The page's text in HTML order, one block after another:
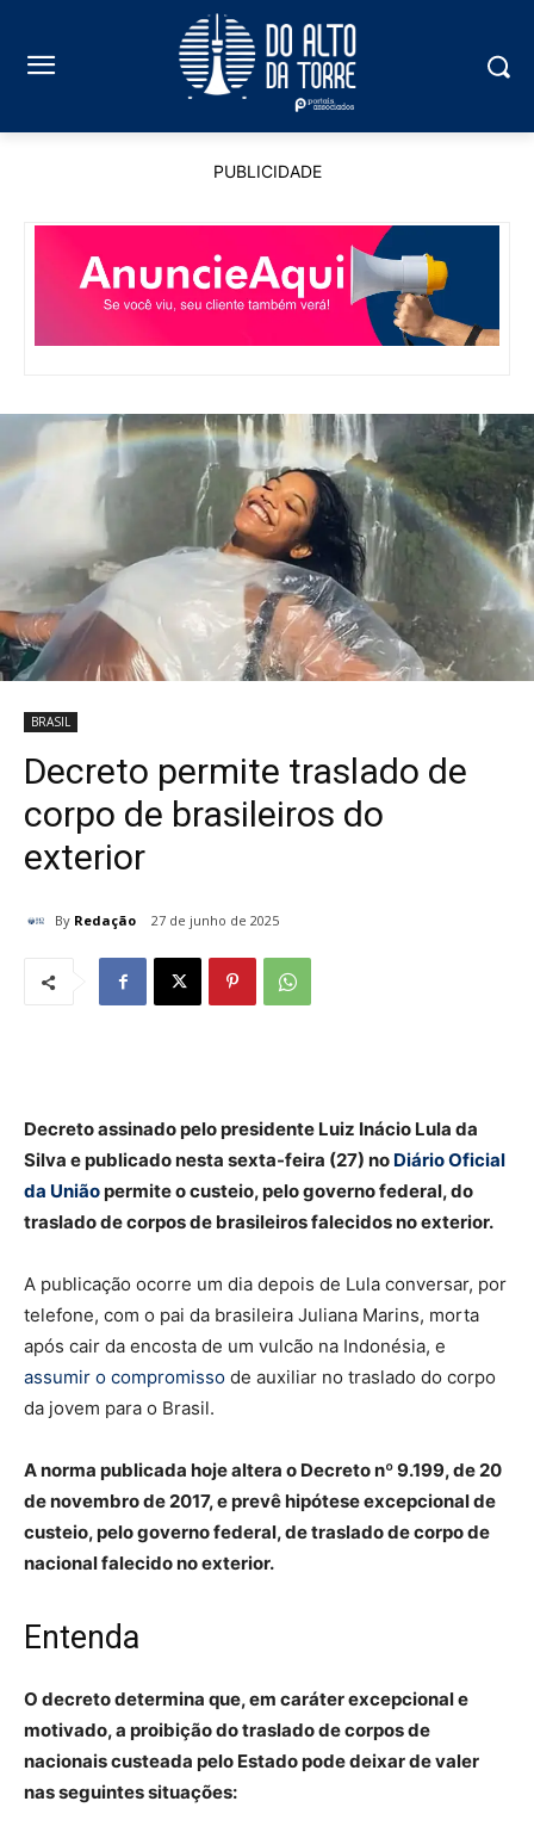
PUBLICIDADE
BRASIL
Decreto permite traslado de
corpo de brasileiros do
exterior
By Redação 27 de junho de 2025
Decreto assinado pelo presidente Luiz Inácio Lula da
Silva e publicado nesta sexta-feira (27) no Diário Oficial
da Uniãopermite o custeio, pelo governo federal, do
traslado de corpos de brasileiros falecidos no exterior.
A publicação ocorre um dia depois de Lula conversar, por
telefone, com o pai da brasileira Juliana Marins, morta
após cair da encosta de um vulcão na Indonésia, e
assumir o compromisso de auxiliar no traslado do corpo
da jovem para o Brasil.
A norma publicada hoje altera o Decreto nº 9.199, de 20
de novembro de 2017, e prevê hipótese excepcional de
custeio, pelo governo federal, de traslado de corpo de
nacional falecido no exterior.
Entenda
O decreto determina que, em caráter excepcional e
motivado, a proibição do traslado de corpos de
nacionais custeada pelo Estado pode deixar de valer
nas seguintes situações: